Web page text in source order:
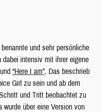
und sehr persönliche
intensiv mit ihrer eigene
und “Here I am”. Das beschrieb
Girl zu sein und ab dem
und Tritt beobachtet zu
wurde über eine Version von